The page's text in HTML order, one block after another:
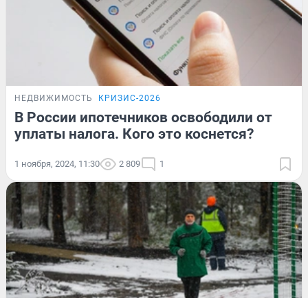
НЕДВИЖИМОСТЬ КРИЗИС-2026
В России ипотечников освободили от
уплаты налога. Кого это коснется?
1 ноября, 2024, 11:30 2 809 1